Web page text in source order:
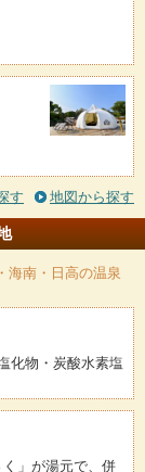
す 地図から探す
海南・日高の温泉
化物・炭酸水素塩
」が湯元で、併